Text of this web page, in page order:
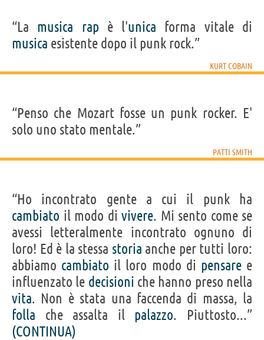
“La musica rap è l'unica forma vitale di
musica esistente dopo il punk rock.”
KURT COBAIN
“Penso che Mozart fosse un punk rocker. E'
solo uno stato mentale.”
PATTI SMITH
“Ho incontrato gente a cui il punk ha
cambiato il modo di vivere. Mi sento come se
avessi letteralmente incontrato ognuno di
loro! Ed è la stessa storia anche per tutti loro:
abbiamo cambiato il loro modo di pensaree
influenzato le decisioni che hanno preso nella
vita. Non è stata una faccenda di massa, la
folla che assalta il palazzo. Piuttosto...”
(CONTINUA)